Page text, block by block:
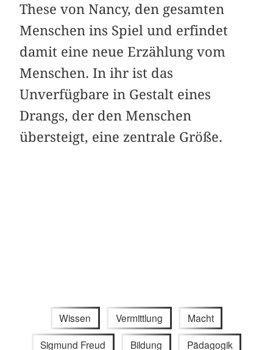
These von Nancy, den gesamten
Menschen ins Spiel und erfindet
damit eine neue Erzählung vom
Menschen. In ihr ist das
Unverfügbare in Gestalt eines
Drangs, der den Menschen
übersteigt, eine zentrale Größe.
Wissen Vermittlung Macht
Sigmund Freud Bildung Pädagogik